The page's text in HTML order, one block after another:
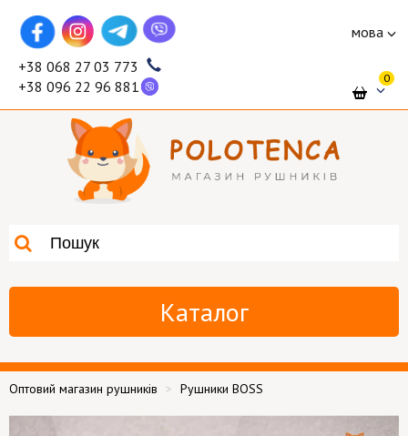
мова
+38 068 27 03 773
+38 096 22 96 881
0
Каталог
Оптовий магазин рушників Рушники BOSS